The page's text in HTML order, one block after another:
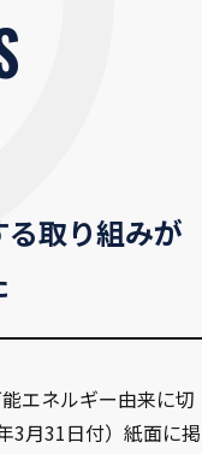
取り組みが
エネルギー由来に切
3月31日付）紙面に掲